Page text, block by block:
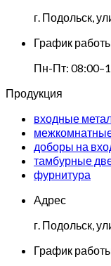
г. Подольск,
График
Пн-Пт:
Продукция
входные
доборы на
тамбурные
фурнитура
Адрес
г. Подольск,
График